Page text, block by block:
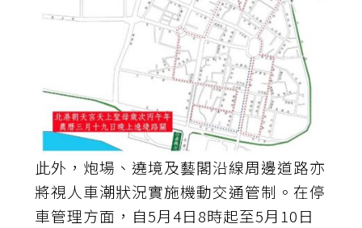
此外，炮場、遶境及藝閣沿線周邊道路亦
將視人車潮狀況實施機動交通管制。在停
車管理方面，自5月4日8時起至5月10日